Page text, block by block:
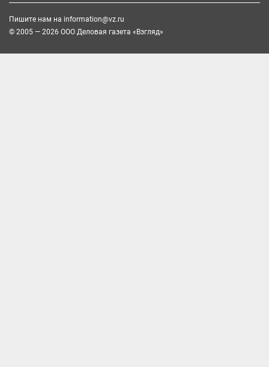
Пишите нам на information@vz.ru
© 2005 — 2026 ООО Деловая газета «Взгляд»